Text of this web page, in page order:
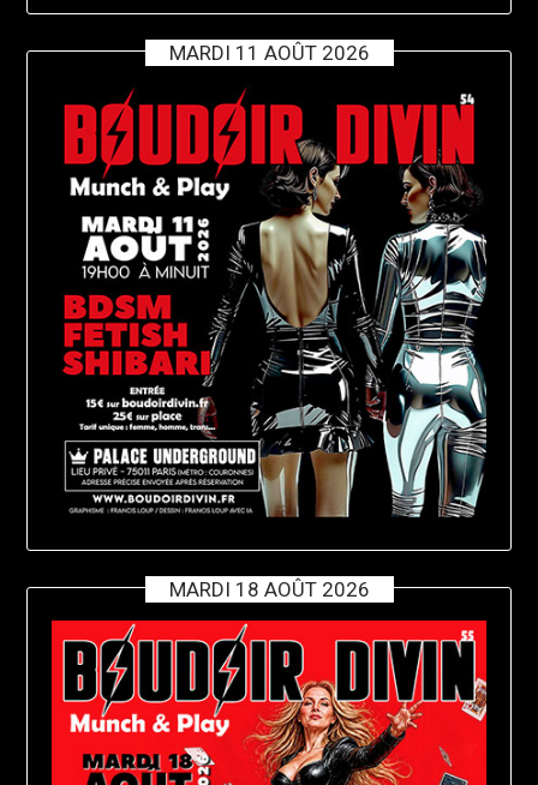
MARDI 11 AOÛT 2026
MARDI 18 AOÛT 2026